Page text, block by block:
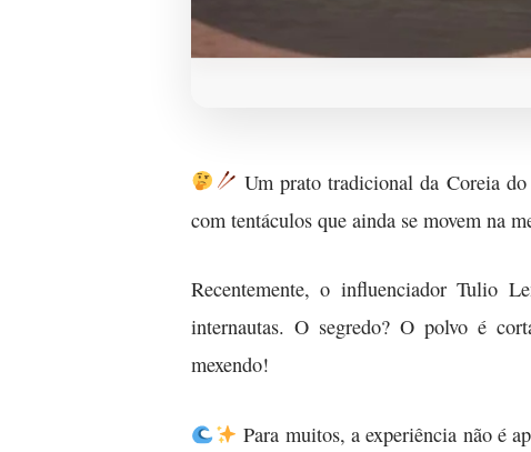
Um prato tradicional da Coreia
com tentáculos que ainda se movem na
Recentemente, o influenciador Tulio
internautas. O segredo? O polvo é
mexendo!
Para muitos, a experiência não é